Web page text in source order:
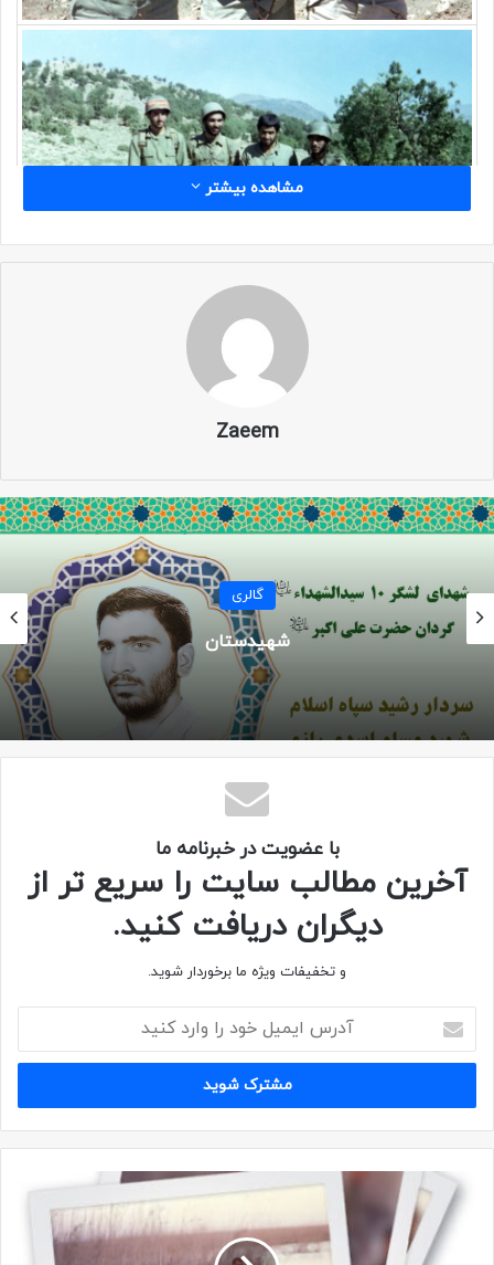
مشاهده بیشتر
Zaeem
گالری
شهیدستان
با عضویت در خبرنامه ما
آخرین مطالب سایت را سریع تر از
دیگران دریافت کنید.
و تخفیفات ویژه ما برخوردار شوید.